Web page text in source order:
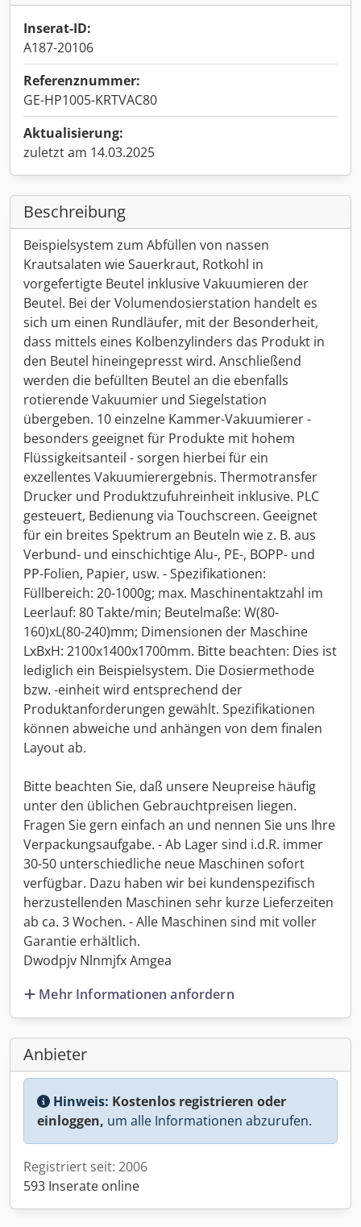
Inserat-ID:
A187-20106
Referenznummer:
GE-HP1005-KRTVAC80
Aktualisierung:
zuletzt am 14.03.2025
Beschreibung
Beispielsystem zum Abfüllen von nassen
Krautsalaten wie Sauerkraut, Rotkohl in
vorgefertigte Beutel inklusive Vakuumieren der
Beutel. Bei der Volumendosierstation handelt es
sich um einen Rundläufer, mit der Besonderheit,
dass mittels eines Kolbenzylinders das Produkt in
den Beutel hineingepresst wird. Anschließend
werden die befüllten Beutel an die ebenfalls
rotierende Vakuumier und Siegelstation
übergeben. 10 einzelne Kammer-Vakuumierer -
besonders geeignet für Produkte mit hohem
Flüssigkeitsanteil - sorgen hierbei für ein
exzellentes Vakuumierergebnis. Thermotransfer
Drucker und Produktzufuhreinheit inklusive. PLC
gesteuert, Bedienung via Touchscreen. Geeignet
für ein breites Spektrum an Beuteln wie z. B. aus
Verbund- und einschichtige Alu-, PE-, BOPP- und
PP-Folien, Papier, usw. - Spezifikationen:
Füllbereich: 20-1000g; max. Maschinentaktzahl im
Leerlauf: 80 Takte/min; Beutelmaße: W(80-
160)xL(80-240)mm; Dimensionen der Maschine
LxBxH: 2100x1400x1700mm. Bitte beachten: Dies ist
lediglich ein Beispielsystem. Die Dosiermethode
bzw. -einheit wird entsprechend der
Produktanforderungen gewählt. Spezifikationen
können abweiche und anhängen von dem finalen
Layout ab.
Bitte beachten Sie, daß unsere Neupreise häufig
unter den üblichen Gebrauchtpreisen liegen.
Fragen Sie gern einfach an und nennen Sie uns Ihre
Verpackungsaufgabe. - Ab Lager sind i.d.R. immer
30-50 unterschiedliche neue Maschinen sofort
verfügbar. Dazu haben wir bei kundenspezifisch
herzustellenden Maschinen sehr kurze Lieferzeiten
ab ca. 3 Wochen. - Alle Maschinen sind mit voller
Garantie erhältlich.
Dwodpjv Nlnmjfx Amgea
Mehr Informationen anfordern
Anbieter
Hinweis: Kostenlos registrieren oder
einloggen, um alle Informationen abzurufen.
Registriert seit: 2006
593 Inserate online